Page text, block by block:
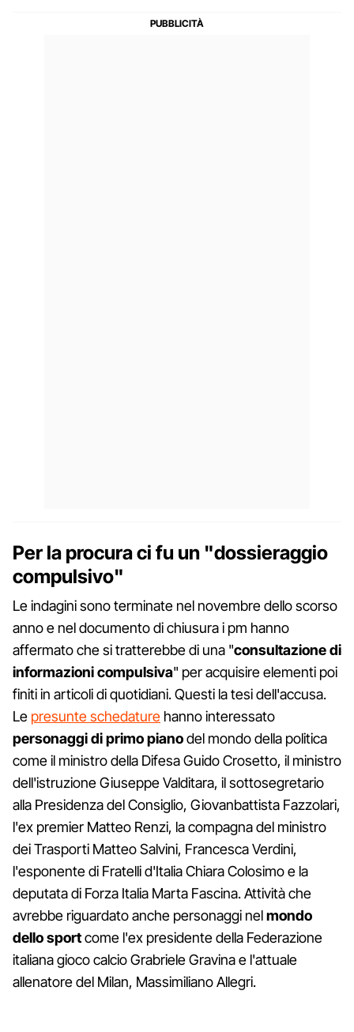
Per la procura ci fu un "dossieraggio
compulsivo"
Le indagini sono terminate nel novembre dello scorso
anno e nel documento di chiusura i pm hanno
affermato che si tratterebbe di una "consultazionedi
informazionicompulsiva" per acquisire elementi poi
finiti in articoli di quotidiani. Questi la tesi dell'accusa.
Le presunte schedature hanno interessato
personaggidiprimopianodel mondo della politica
come il ministro della Difesa Guido Crosetto, il ministro
dell'istruzione Giuseppe Valditara, il sottosegretario
alla Presidenza del Consiglio, Giovanbattista Fazzolari,
l'ex premier Matteo Renzi, la compagna del ministro
dei Trasporti Matteo Salvini, Francesca Verdini,
l'esponente di Fratelli d'Italia Chiara Colosimo e la
deputata di Forza Italia Marta Fascina. Attività che
avrebbe riguardato anche personaggi nelmondo
dellosportcome l'ex presidente della Federazione
italiana gioco calcio Grabriele Gravina e l'attuale
allenatore del Milan, Massimiliano Allegri.